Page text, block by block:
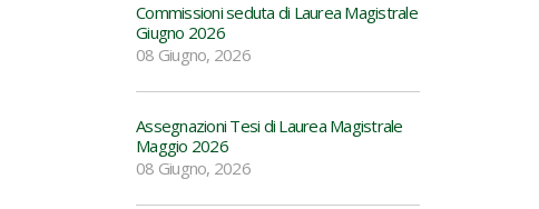
Commissioni seduta di Laurea Magistrale
Giugno 2026
08 Giugno, 2026
Assegnazioni Tesi di Laurea Magistrale
Maggio 2026
08 Giugno, 2026